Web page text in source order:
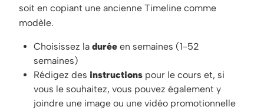
soit en copiant une ancienne Timeline comme
modèle.
Choisissez la durée en semaines (1-52
semaines)
Rédigez des instructions pour le cours et, si
vous le souhaitez, vous pouvez également y
joindre une image ou une vidéo promotionnelle